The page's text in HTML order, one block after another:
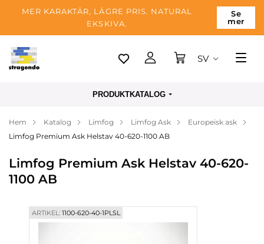
MER KARAKTÄR, LÄGRE PRIS. NATURAL
EKSKIVA.
Se
mer
Tallinn
Betalning
Blogg
SV
PRODUKTKATALOG
Hem Katalog Limfog Limfog Ask
Europeisk ask
Limfog Premium Ask Helstav 40-620-1100 AB
Limfog Premium Ask Helstav 40-620-
1100 AB
ARTIKEL:1100-620-40-1PLSL